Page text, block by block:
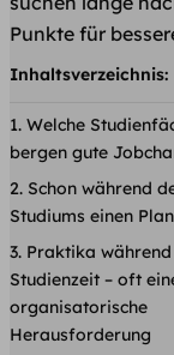
Punkte für
Inhaltsverzeichnis:
Welche
bergen gute
Schon während
Studiums einen
Praktika
Studienzeit – oft
organisatorische
Herausforderung